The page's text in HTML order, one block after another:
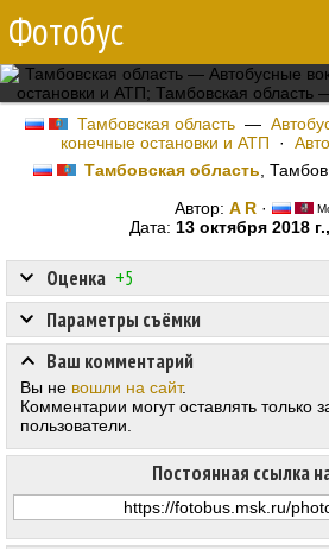
Фотобус
Тамбовская область—
конечные остановки и АТП ·
Тамбовская область ,
Автор: A R ·
Дата: 13 октября 2018
Оценка +5
Постоянная ссылка
Параметры съёмки
Ваш комментарий
Вы не вошли на сайт.
Комментарии могут оставлять только
пользователи.